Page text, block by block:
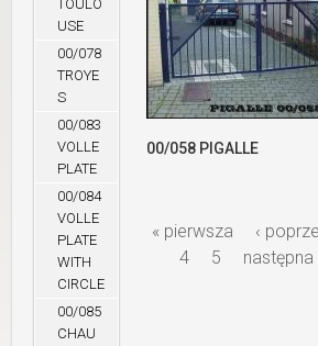
00/058 PIGALLE
S
« pierwsza ‹
4
5 następna
TOULO
USE
00/078
TROYE
S
00/083
VOLLE
PLATE
00/084
VOLLE
PLATE
WITH
CIRCLE
00/085
CHAU